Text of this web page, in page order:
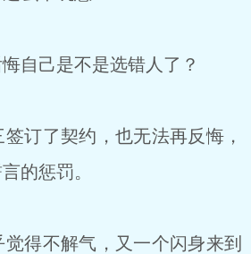
自己是不是选错人了？
订了契约，也无法再反悔，
的惩罚。
得不解气，又一个闪身来到